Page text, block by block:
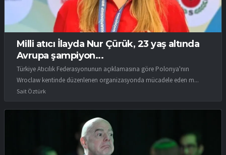
Milli atıcı İlayda Nur Çürük, 23 yaş altında
Avrupa şampiyon...
Türkiye Atıcılık Federasyonunun açıklamasına göre Polonya'nın
Wroclaw kentinde düzenlenen organizasyonda mücadele eden m...
Sait Öztürk